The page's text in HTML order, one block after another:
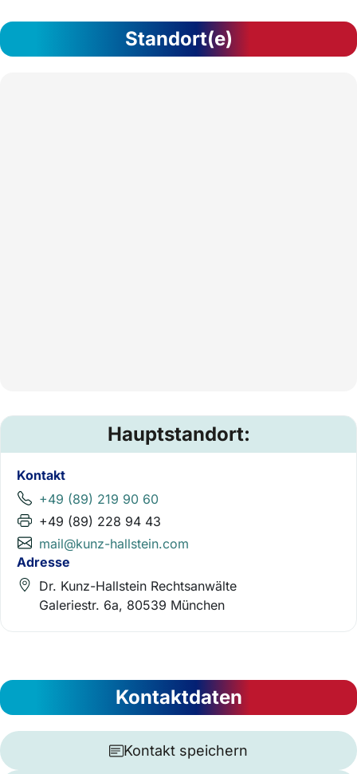
Standort(e)
Hauptstandort:
Kontakt
+49 (89) 219 90 60
+49 (89) 228 94 43
mail@kunz-hallstein.com
Adresse
Dr. Kunz-Hallstein Rechtsanwälte
Galeriestr. 6a, 80539 München
Kontaktdaten
Kontakt speichern